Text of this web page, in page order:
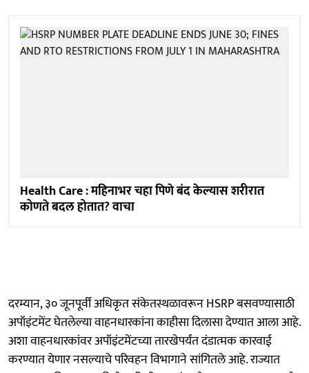
Health Care : महिनाभर चहा पिणे बंद केल्यास शरीरात
कोणते बदल होतात? वाचा
दरम्यान, ३० जूनपूर्वी अधिकृत संकेतस्थळावरून HSRP बसवण्यासाठी
अपॉइंटमेंट घेतलेल्या वाहनधारकांना काहीसा दिलासा देण्यात आला आहे.
अशा वाहनधारकांवर अपॉइंटमेंटच्या तारखेपर्यंत दंडात्मक कारवाई
करण्यात येणार नसल्याचे परिवहन विभागाने सांगितले आहे. राज्यात